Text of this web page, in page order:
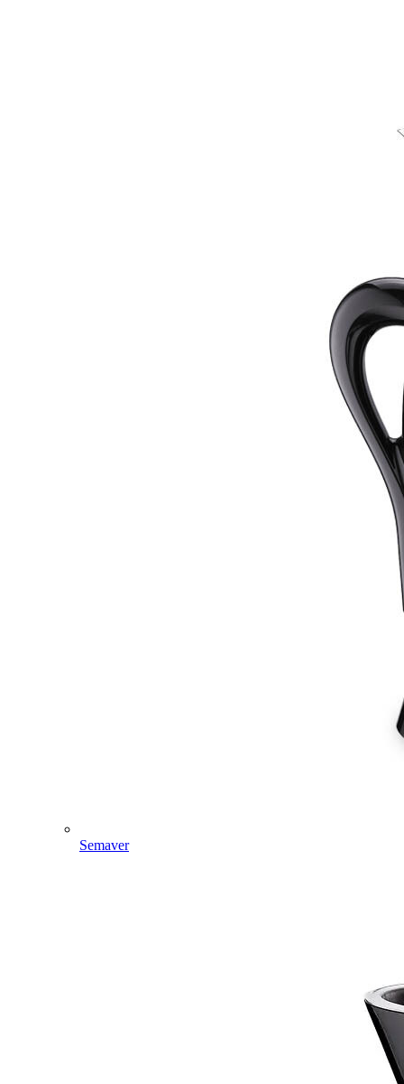
Semaver